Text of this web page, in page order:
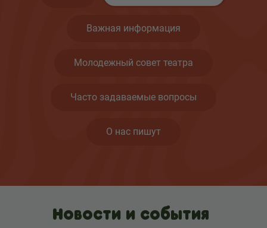
Важная информация
Молодежный совет театра
Часто задаваемые вопросы
О нас пишут
Новости и события